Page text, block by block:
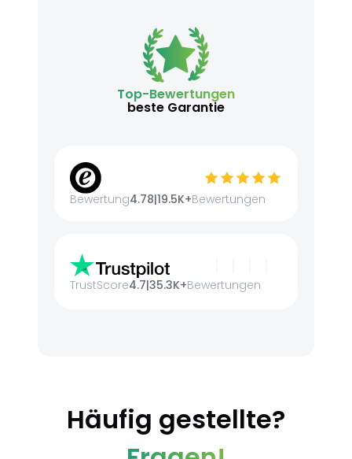
Top-Bewertungen
beste Garantie
Bewertung4.78|19.5K+Bewertungen
TrustScore4.7|35.3K+Bewertungen
Häufig gestellte?